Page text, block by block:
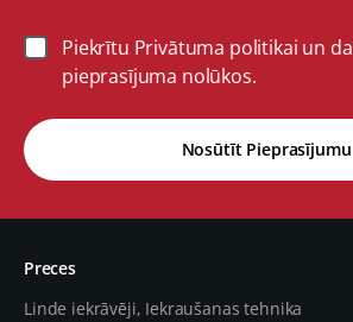
Piekrītu Privātuma politikai un
pieprasījuma nolūkos.
Nosūtīt Pieprasījumu
Preces
Linde iekrāvēji, Iekraušanas tehnika